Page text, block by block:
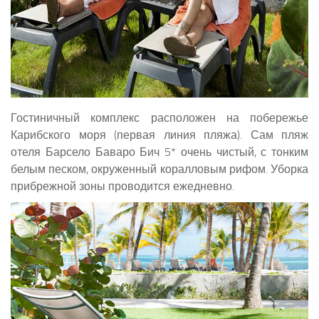
Гостиничный комплекс расположен на побережье
Карибского моря (первая линия пляжа). Сам пляж
отеля Барсело Баваро Бич 5* очень чистый, с тонким
белым песком, окруженный коралловым рифом. Уборка
прибрежной зоны проводится ежедневно.